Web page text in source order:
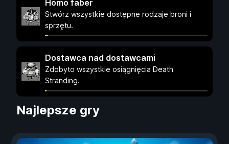
Homo faber
Stwórz wszystkie dostępne rodzaje broni i
sprzętu.
Dostawca nad dostawcami
Zdobyto wszystkie osiągnięcia Death
Stranding.
Najlepsze gry